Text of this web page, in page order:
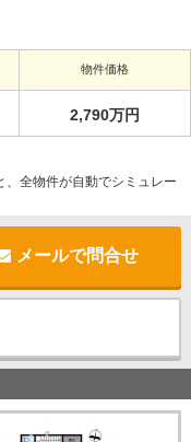
物件価格
2,790万円
全物件が自動でシミュレー
メールで問合せ